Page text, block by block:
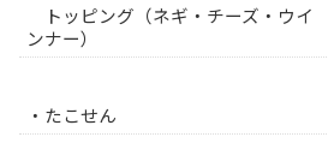
トッピング（ネギ・チーズ・ウイ
ンナー）
・たこせん